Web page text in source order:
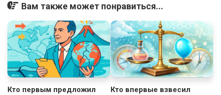
Вам также может понравиться...
Кто первым предложил
Кто впервые взвесил